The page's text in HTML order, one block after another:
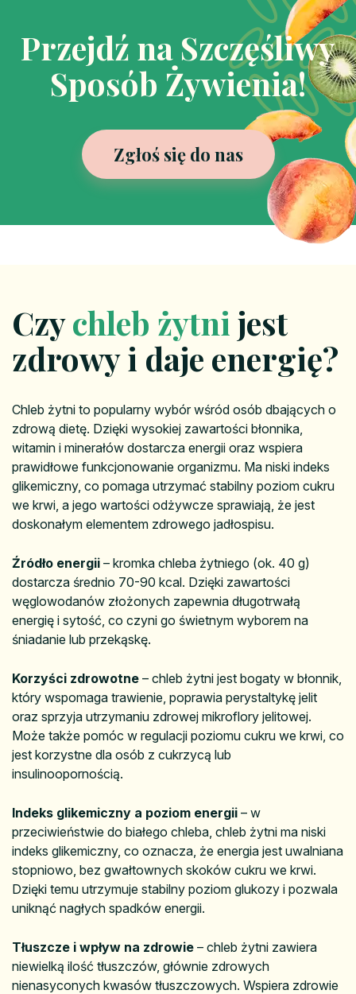
Przejdź na Szczęśliwy
Sposób Żywienia!
Zgłoś się do nas
Czychleb żytni jest
zdrowy i daje energię?
Chleb żytni to popularny wybór wśród osób dbających o
zdrową dietę. Dzięki wysokiej zawartości błonnika,
witamin i minerałów dostarcza energii oraz wspiera
prawidłowe funkcjonowanie organizmu. Ma niski indeks
glikemiczny, co pomaga utrzymać stabilny poziom cukru
we krwi, a jego wartości odżywcze sprawiają, że jest
doskonałym elementem zdrowego jadłospisu.
Źródło energii – kromka chleba żytniego (ok. 40 g)
dostarcza średnio 70-90 kcal. Dzięki zawartości
węglowodanów złożonych zapewnia długotrwałą
energię i sytość, co czyni go świetnym wyborem na
śniadanie lub przekąskę.
Korzyści zdrowotne – chleb żytni jest bogaty w błonnik,
który wspomaga trawienie, poprawia perystaltykę jelit
oraz sprzyja utrzymaniu zdrowej mikroflory jelitowej.
Może także pomóc w regulacji poziomu cukru we krwi, co
jest korzystne dla osób z cukrzycą lub
insulinoopornością.
Indeks glikemiczny a poziom energii – w
przeciwieństwie do białego chleba, chleb żytni ma niski
indeks glikemiczny, co oznacza, że energia jest uwalniana
stopniowo, bez gwałtownych skoków cukru we krwi.
Dzięki temu utrzymuje stabilny poziom glukozy i pozwala
uniknąć nagłych spadków energii.
Tłuszcze i wpływ na zdrowie – chleb żytni zawiera
niewielką ilość tłuszczów, głównie zdrowych
nienasyconych kwasów tłuszczowych. Wspiera zdrowie